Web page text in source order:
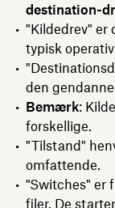
destination-
"Kildedrev" er
typisk
den
Bemærk:
forskellige.
"Tilstand"
omfattende.
"Switches" er
filer. De